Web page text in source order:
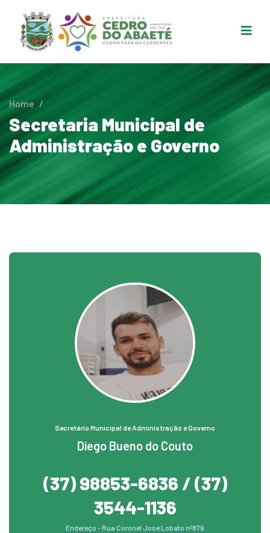
Home /
Secretaria Municipal de
Administração e Governo
Secretário Municipal de Administração e Governo
Diego Bueno do Couto
(37) 98853-6836 / (37)
3544-1136
Endereço - Rua Coronel José Lobato nº879